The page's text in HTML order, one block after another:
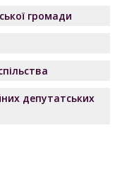
громади
депутатських